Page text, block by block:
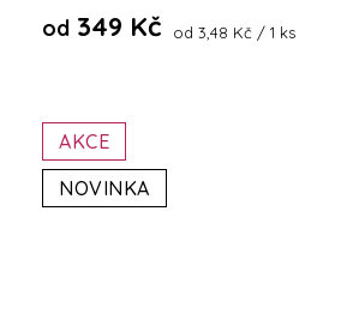
od 349 Kč
Měrná
od 3,48 Kč / 1 ks
AKCE
NOVINKA